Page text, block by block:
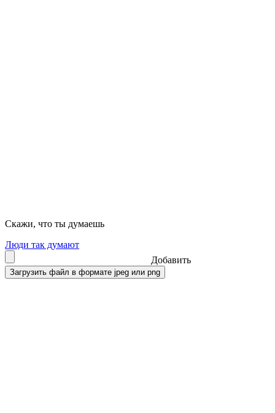
Скажи, что ты думаешь
Люди так думают
Добавить